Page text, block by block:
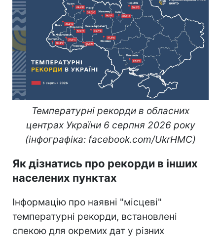
Температурні рекорди в обласних
центрах України 6 серпня 2026 року
(інфографіка: facebook.com/UkrHMC)
Як дізнатись про рекорди в інших
населених пунктах
Інформацію про наявні "місцеві"
температурні рекорди, встановлені
спекою для окремих дат у різних